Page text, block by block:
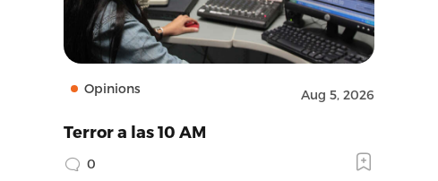
Opinions Aug 5, 2026
Terror a las 10 AM
0